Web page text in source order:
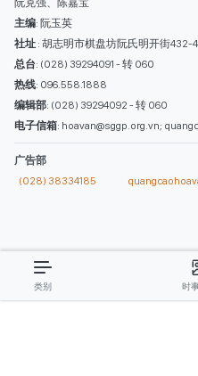
西贡解放报网版权所有
由越南新闻与传播部所属报刊局于
证
总编辑
副总编辑: 阮玉英、范文长、裴氏红霜
总台: (028) 39294091 - 转 060
热线: 096.558.1888
编辑部: (028) 39294092 - 转 060